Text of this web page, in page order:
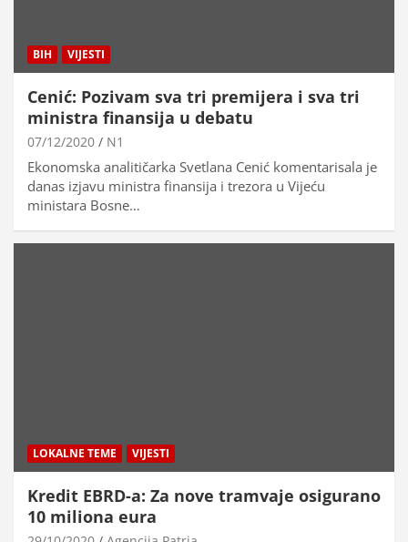
BIH VIJESTI
Cenić: Pozivam sva tri premijera i sva tri
ministra finansija u debatu
07/12/2020 N1
Ekonomska analitičarka Svetlana Cenić komentarisala je
danas izjavu ministra finansija i trezora u Vijeću
ministara Bosne…
LOKALNE TEME VIJESTI
Kredit EBRD-a: Za nove tramvaje osigurano
10 miliona eura